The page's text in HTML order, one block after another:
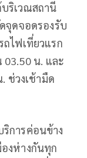
ริเวณสถานี
จุดจอดรองรับ
ไฟเที่ยวแรก
03.50 น. และ
ช่วงเช้ามืด
การค่อนข้าง
งห่างกันทุก